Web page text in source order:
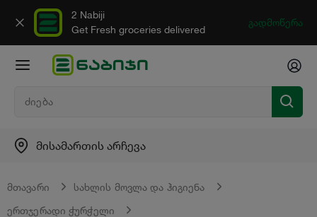
2 Nabiji
Get Fresh groceries delivered
გადმოწერა
მისამართის არჩევა
მთავარი სახლის მოვლა და ჰიგიენა
ერთჯერადი ჭურჭელი